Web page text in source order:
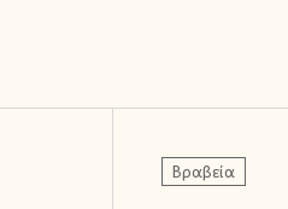
Βραβεία